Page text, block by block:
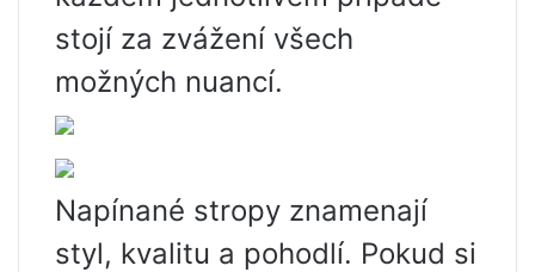
stojí za zvážení všech
možných nuancí.
Napínané stropy znamenají
styl, kvalitu a pohodlí. Pokud si